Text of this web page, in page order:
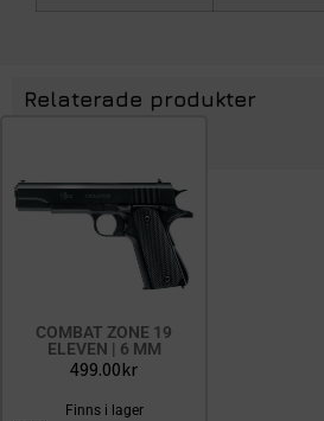
Relaterade produkter
COMBAT ZONE 19
ELEVEN | 6 MM
499.00kr
Finns i lager